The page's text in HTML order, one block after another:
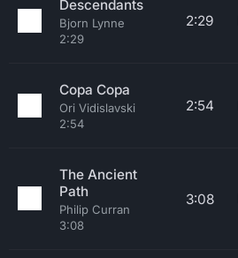
Descendants
Bjorn Lynne
2:29
2:29
Copa Copa
Ori Vidislavski
2:54
2:54
The Ancient
Path
Philip Curran
3:08
3:08